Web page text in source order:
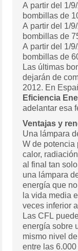
A partir del 1/
bombillas de
A partir del 1/
bombillas de
A partir del 1/
bombillas de
Las últimas
dejarán de
2012. En
Eficiencia
adelantar esa
Ventajas y
Una lámpara
W de potencia
calor,
al final tan
una lámpara
energía que
la vida media
Las CFL
energía sobre
mismo nivel
entre las